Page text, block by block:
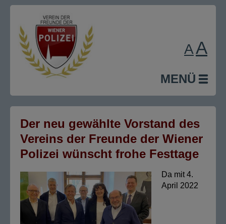
MENÜ
AA
Der neu gewählte Vorstand des
Vereins der Freunde der Wiener
Polizei wünscht frohe Festtage
Da mit 4.
April 2022